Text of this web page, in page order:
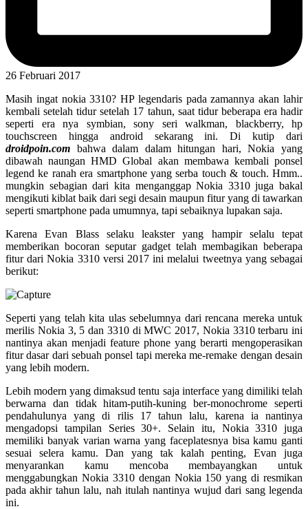
26 Februari 2017
Masih ingat nokia 3310? HP legendaris pada zamannya akan lahir
kembali setelah tidur setelah 17 tahun, saat tidur beberapa era hadir
seperti era nya symbian, sony seri walkman, blackberry, hp
touchscreen hingga android sekarang ini. Di kutip dari
droidpoin.com bahwa dalam dalam hitungan hari, Nokia yang
dibawah naungan HMD Global akan membawa kembali ponsel
legend ke ranah era smartphone yang serba touch & touch. Hmm..
mungkin sebagian dari kita menganggap Nokia 3310 juga bakal
mengikuti kiblat baik dari segi desain maupun fitur yang di tawarkan
seperti smartphone pada umumnya, tapi sebaiknya lupakan saja.
Karena Evan Blass selaku leakster yang hampir selalu tepat
memberikan bocoran seputar gadget telah membagikan beberapa
fitur dari Nokia 3310 versi 2017 ini melalui tweetnya yang sebagai
berikut:
Seperti yang telah kita ulas sebelumnya dari rencana mereka untuk
merilis Nokia 3, 5 dan 3310 di MWC 2017, Nokia 3310 terbaru ini
nantinya akan menjadi feature phone yang berarti mengoperasikan
fitur dasar dari sebuah ponsel tapi mereka me-remake dengan desain
yang lebih modern.
Lebih modern yang dimaksud tentu saja interface yang dimiliki telah
berwarna dan tidak hitam-putih-kuning ber-monochrome seperti
pendahulunya yang di rilis 17 tahun lalu, karena ia nantinya
mengadopsi tampilan Series 30+. Selain itu, Nokia 3310 juga
memiliki banyak varian warna yang faceplatesnya bisa kamu ganti
sesuai selera kamu. Dan yang tak kalah penting, Evan juga
menyarankan kamu mencoba membayangkan untuk
menggabungkan Nokia 3310 dengan Nokia 150 yang di resmikan
pada akhir tahun lalu, nah itulah nantinya wujud dari sang legenda
ini.